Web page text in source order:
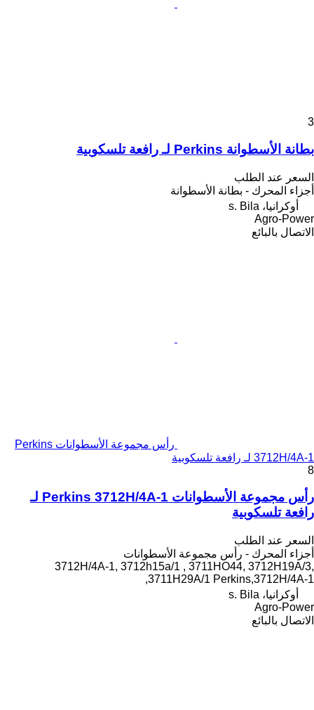
3
بطانة الأسطوانة Perkins لـ رافعة تلسكوبية
السعر عند الطلب
أجزاء المحرك - بطانة الأسطوانة
أوكرانيا، s. Bila
Agro-Power
الاتصال بالبائع
رأس مجموعة الأسطوانات Perkins
3712H/4A-1 لـ رافعة تلسكوبية
8
رأس مجموعة الأسطوانات Perkins 3712H/4A-1 لـ
رافعة تلسكوبية
السعر عند الطلب
أجزاء المحرك - رأس مجموعة الأسطوانات
3712H/4A-1, 3712h15a/1 , 3711HO44, 3712H19A/3,
3711H29A/1 Perkins,3712H/4A-1,
أوكرانيا، s. Bila
Agro-Power
الاتصال بالبائع